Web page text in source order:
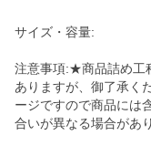
サイズ・容量:
注意事項:★商品詰め工
ありますが、御了承く
ージですので商品には
合いが異なる場合があ